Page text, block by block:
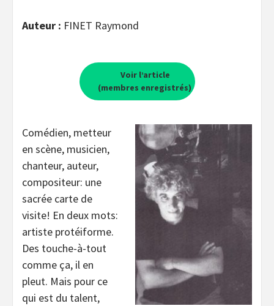
Auteur : FINET Raymond
Voir l’article
(membres enregistrés)
Comédien, metteur
en scène, musicien,
chanteur, auteur,
compositeur: une
sacrée carte de
visite! En deux mots:
artiste protéiforme.
Des touche-à-tout
comme ça, il en
pleut. Mais pour ce
qui est du talent,